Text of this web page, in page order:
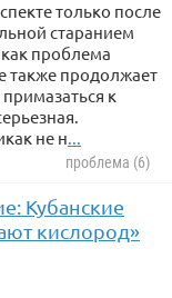
только после
старанием
проблема
также продолжает
к
не н...
проблема (6)
Кубанские
кислород»